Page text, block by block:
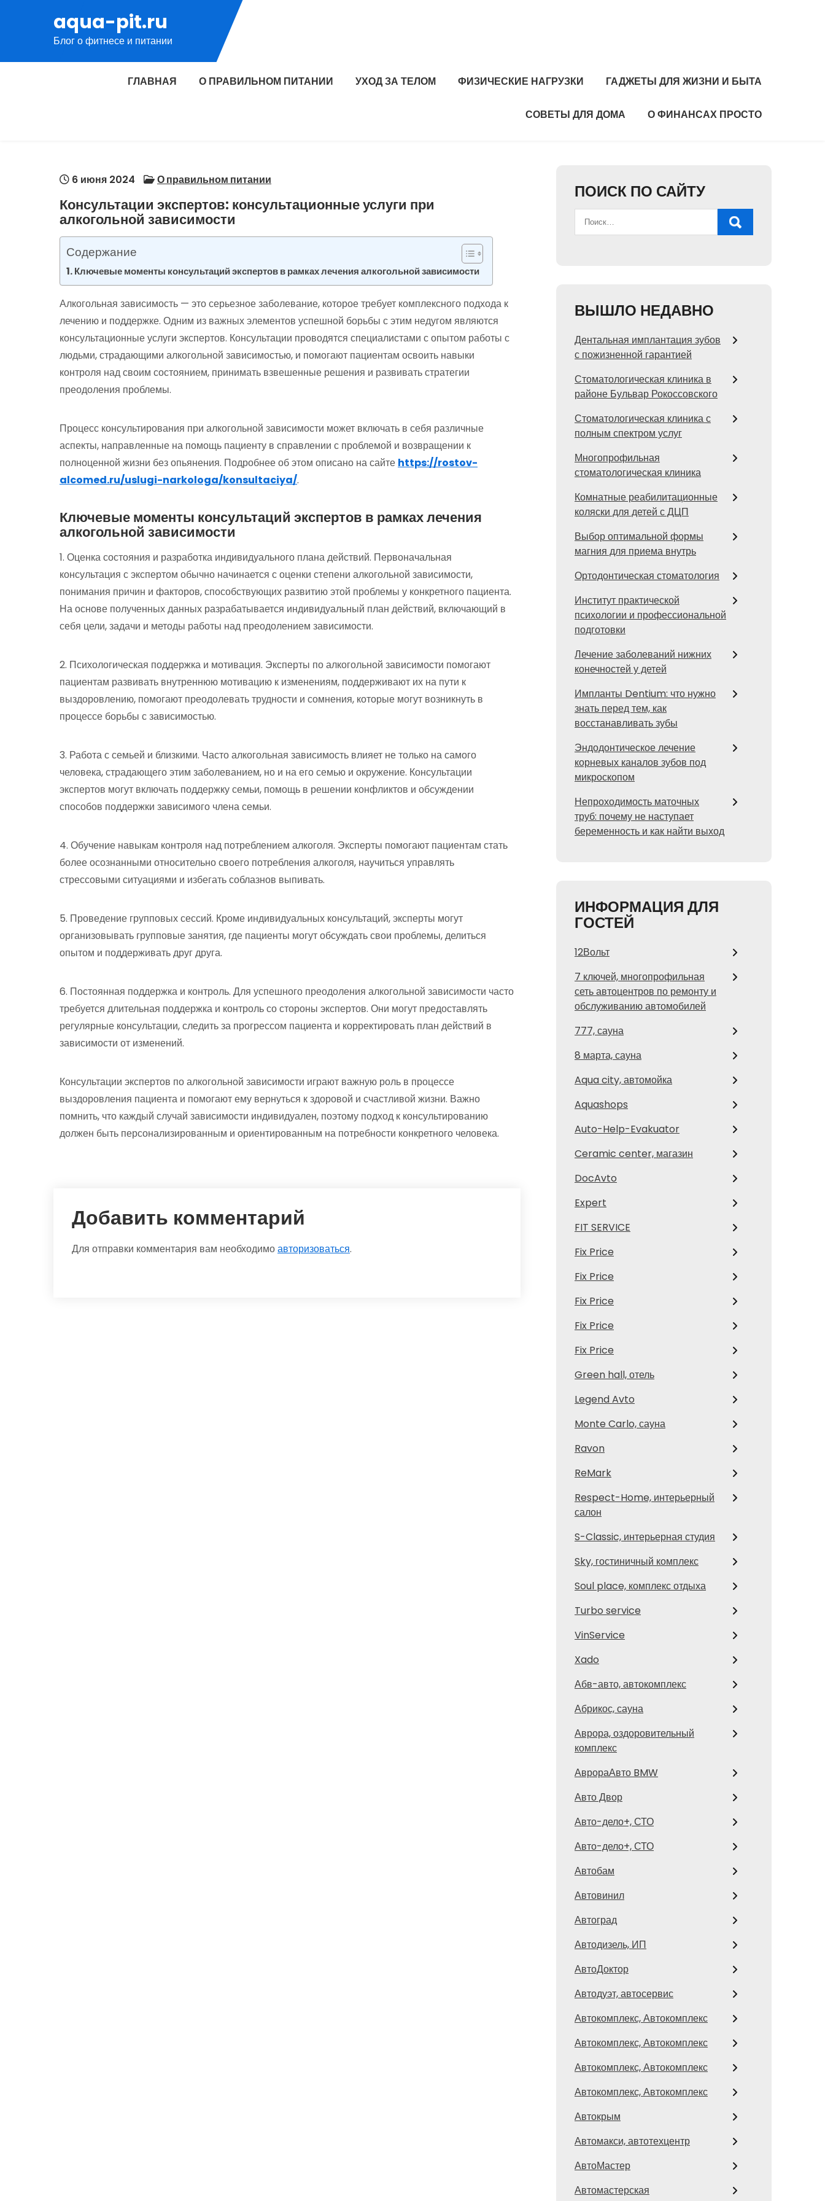
содержимому
aqua-pit.ru
Блог о фитнесе и питании
ГЛАВНАЯ О ПРАВИЛЬНОМ ПИТАНИИ УХОД ЗА ТЕЛОМ ФИЗИЧЕСКИЕ НАГРУЗКИ ГАДЖЕТЫ ДЛЯ ЖИЗНИ И БЫТА
СОВЕТЫ ДЛЯ ДОМА О ФИНАНСАХ ПРОСТО
6 июня 2024 О правильном питании
Консультации экспертов: консультационные услуги при
алкогольной зависимости
Содержание
Ключевые моменты консультаций экспертов в рамках лечения алкогольной зависимости
Алкогольная зависимость — это серьезное заболевание, которое требует комплексного подхода к
лечению и поддержке. Одним из важных элементов успешной борьбы с этим недугом являются
консультационные услуги экспертов. Консультации проводятся специалистами с опытом работы с
людьми, страдающими алкогольной зависимостью, и помогают пациентам освоить навыки
контроля над своим состоянием, принимать взвешенные решения и развивать стратегии
преодоления проблемы.
Процесс консультирования при алкогольной зависимости может включать в себя различные
аспекты, направленные на помощь пациенту в справлении с проблемой и возвращении к
полноценной жизни без опьянения. Подробнее об этом описано на сайте https://rostov-
alcomed.ru/uslugi-narkologa/konsultaciya/.
Ключевые моменты консультаций экспертов в рамках лечения
алкогольной зависимости
1. Оценка состояния и разработка индивидуального плана действий. Первоначальная
консультация с экспертом обычно начинается с оценки степени алкогольной зависимости,
понимания причин и факторов, способствующих развитию этой проблемы у конкретного пациента.
На основе полученных данных разрабатывается индивидуальный план действий, включающий в
себя цели, задачи и методы работы над преодолением зависимости.
2. Психологическая поддержка и мотивация. Эксперты по алкогольной зависимости помогают
пациентам развивать внутреннюю мотивацию к изменениям, поддерживают их на пути к
выздоровлению, помогают преодолевать трудности и сомнения, которые могут возникнуть в
процессе борьбы с зависимостью.
3. Работа с семьей и близкими. Часто алкогольная зависимость влияет не только на самого
человека, страдающего этим заболеванием, но и на его семью и окружение. Консультации
экспертов могут включать поддержку семьи, помощь в решении конфликтов и обсуждении
способов поддержки зависимого члена семьи.
4. Обучение навыкам контроля над потреблением алкоголя. Эксперты помогают пациентам стать
более осознанными относительно своего потребления алкоголя, научиться управлять
стрессовыми ситуациями и избегать соблазнов выпивать.
5. Проведение групповых сессий. Кроме индивидуальных консультаций, эксперты могут
организовывать групповые занятия, где пациенты могут обсуждать свои проблемы, делиться
опытом и поддерживать друг друга.
6. Постоянная поддержка и контроль. Для успешного преодоления алкогольной зависимости часто
требуется длительная поддержка и контроль со стороны экспертов. Они могут предоставлять
регулярные консультации, следить за прогрессом пациента и корректировать план действий в
зависимости от изменений.
Консультации экспертов по алкогольной зависимости играют важную роль в процессе
выздоровления пациента и помогают ему вернуться к здоровой и счастливой жизни. Важно
помнить, что каждый случай зависимости индивидуален, поэтому подход к консультированию
должен быть персонализированным и ориентированным на потребности конкретного человека.
Добавить комментарий
Для отправки комментария вам необходимоавторизоваться.
ПОИСК ПО САЙТУ
ВЫШЛО НЕДАВНО
Дентальная имплантация зубов
с пожизненной гарантией
Стоматологическая клиника в
районе Бульвар Рокоссовского
Стоматологическая клиника с
полным спектром услуг
Многопрофильная
стоматологическая клиника
Комнатные реабилитационные
коляски для детей с ДЦП
Выбор оптимальной формы
магния для приема внутрь
Ортодонтическая стоматология
Институт практической
психологии и профессиональной
подготовки
Лечение заболеваний нижних
конечностей у детей
Импланты Dentium: что нужно
знать перед тем, как
восстанавливать зубы
Эндодонтическое лечение
корневых каналов зубов под
микроскопом
Непроходимость маточных
труб: почему не наступает
беременность и как найти выход
ИНФОРМАЦИЯ ДЛЯ
ГОСТЕЙ
12Вольт
7 ключей, многопрофильная
сеть автоцентров по ремонту и
обслуживанию автомобилей
777, сауна
8 марта, сауна
Aqua city, автомойка
Aquashops
Auto-Help-Evakuator
Ceramic center, магазин
DocAvto
Expert
FIT SERVICE
Fix Price
Fix Price
Fix Price
Fix Price
Fix Price
Green hall, отель
Legend Avto
Monte Carlo, сауна
Ravon
ReMark
Respect-Home, интерьерный
салон
S-Classic, интерьерная студия
Sky, гостиничный комплекс
Soul place, комплекс отдыха
Turbo service
VinService
Xado
Абв-авто, автокомплекс
Абрикос, сауна
Аврора, оздоровительный
комплекс
АврораАвто BMW
Авто Двор
Авто-дело+, СТО
Авто-дело+, СТО
Автобам
Автовинил
Автоград
Автодизель, ИП
АвтоДоктор
Автодуэт, автосервис
Автокомплекс, Автокомплекс
Автокомплекс, Автокомплекс
Автокомплекс, Автокомплекс
Автокомплекс, Автокомплекс
Автокрым
Автомакси, автотехцентр
АвтоМастер
Автомастерская